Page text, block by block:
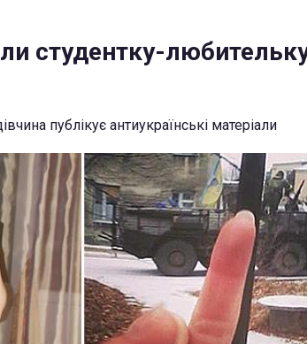
студентку-
публікує антиукраїнські матеріали